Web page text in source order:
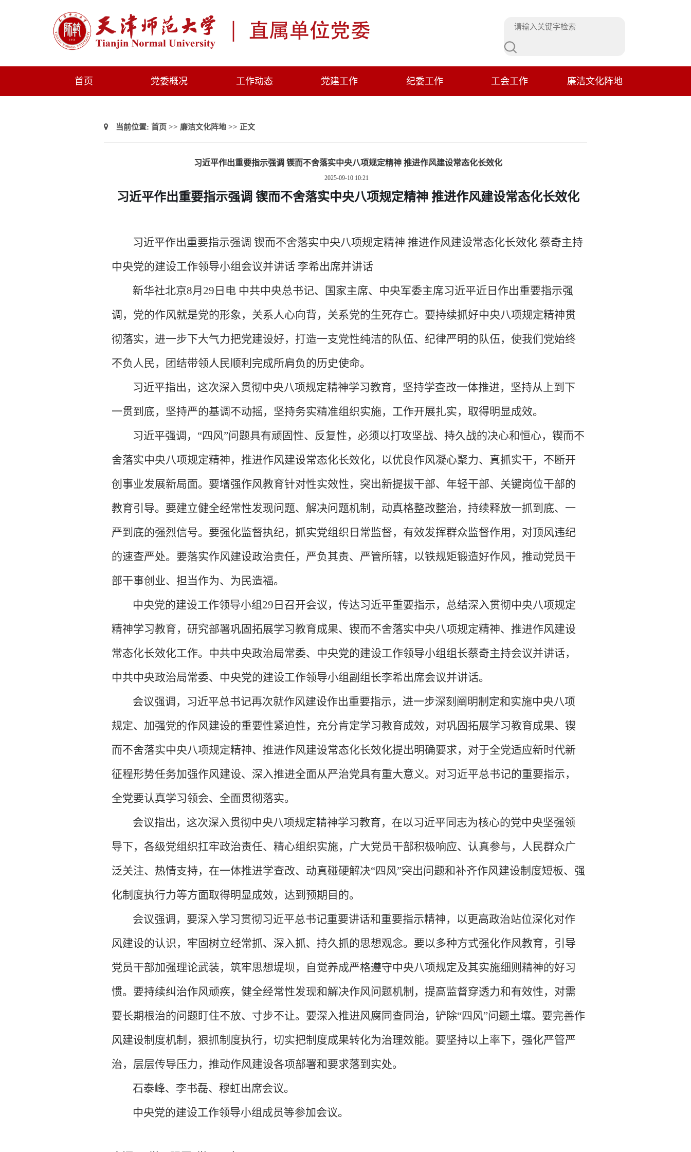
首页 党委概况 工作动态 党建工作 纪委工作 工会工作 廉洁文化阵地
当前位置: 首页 >> 廉洁文化阵地>> 正文
习近平作出重要指示强调 锲而不舍落实中央八项规定精神 推进作风建设常态化长效化
2025-09-10 10:21
习近平作出重要指示强调 锲而不舍落实中央八项规定精神 推进作风建设常态化长效化
习近平作出重要指示强调 锲而不舍落实中央八项规定精神 推进作风建设常态化长效化 蔡奇主持
中央党的建设工作领导小组会议并讲话 李希出席并讲话
新华社北京8月29日电 中共中央总书记、国家主席、中央军委主席习近平近日作出重要指示强
调，党的作风就是党的形象，关系人心向背，关系党的生死存亡。要持续抓好中央八项规定精神贯
彻落实，进一步下大气力把党建设好，打造一支党性纯洁的队伍、纪律严明的队伍，使我们党始终
不负人民，团结带领人民顺利完成所肩负的历史使命。
习近平指出，这次深入贯彻中央八项规定精神学习教育，坚持学查改一体推进，坚持从上到下
一贯到底，坚持严的基调不动摇，坚持务实精准组织实施，工作开展扎实，取得明显成效。
习近平强调， “四风”问题具有顽固性、反复性，必须以打攻坚战、持久战的决心和恒心，锲而不
舍落实中央八项规定精神，推进作风建设常态化长效化，以优良作风凝心聚力、真抓实干，不断开
创事业发展新局面。要增强作风教育针对性实效性，突出新提拔干部、年轻干部、关键岗位干部的
教育引导。要建立健全经常性发现问题、解决问题机制，动真格整改整治，持续释放一抓到底、一
严到底的强烈信号。要强化监督执纪，抓实党组织日常监督，有效发挥群众监督作用，对顶风违纪
的速查严处。要落实作风建设政治责任，严负其责、严管所辖，以铁规矩锻造好作风，推动党员干
部干事创业、担当作为、为民造福。
中央党的建设工作领导小组 29日召开会议，传达习近平重要指示，总结深入贯彻中央八项规定
精神学习教育，研究部署巩固拓展学习教育成果、锲而不舍落实中央八项规定精神、推进作风建设
常态化长效化工作。中共中央政治局常委、中央党的建设工作领导小组组长蔡奇主持会议并讲话，
中共中央政治局常委、中央党的建设工作领导小组副组长李希出席会议并讲话。
会议强调，习近平总书记再次就作风建设作出重要指示，进一步深刻阐明制定和实施中央八项
规定、加强党的作风建设的重要性紧迫性，充分肯定学习教育成效，对巩固拓展学习教育成果、锲
而不舍落实中央八项规定精神、推进作风建设常态化长效化提出明确要求，对于全党适应新时代新
征程形势任务加强作风建设、深入推进全面从严治党具有重大意义。对习近平总书记的重要指示，
全党要认真学习领会、全面贯彻落实。
会议指出，这次深入贯彻中央八项规定精神学习教育，在以习近平同志为核心的党中央坚强领
导下，各级党组织扛牢政治责任、精心组织实施，广大党员干部积极响应、认真参与，人民群众广
泛关注、热情支持，在一体推进学查改、动真碰硬解决“四风”突出问题和补齐作风建设制度短板、强
化制度执行力等方面取得明显成效，达到预期目的。
会议强调，要深入学习贯彻习近平总书记重要讲话和重要指示精神，以更高政治站位深化对作
风建设的认识，牢固树立经常抓、深入抓、持久抓的思想观念。要以多种方式强化作风教育，引导
党员干部加强理论武装，筑牢思想堤坝，自觉养成严格遵守中央八项规定及其实施细则精神的好习
惯。要持续纠治作风顽疾，健全经常性发现和解决作风问题机制，提高监督穿透力和有效性，对需
要长期根治的问题盯住不放、寸步不让。要深入推进风腐同查同治，铲除“四风”问题土壤。要完善作
风建设制度机制，狠抓制度执行，切实把制度成果转化为治理效能。要坚持以上率下，强化严管严
治，层层传导压力，推动作风建设各项部署和要求落到实处。
石泰峰、李书磊、穆虹出席会议。
中央党的建设工作领导小组成员等参加会议。